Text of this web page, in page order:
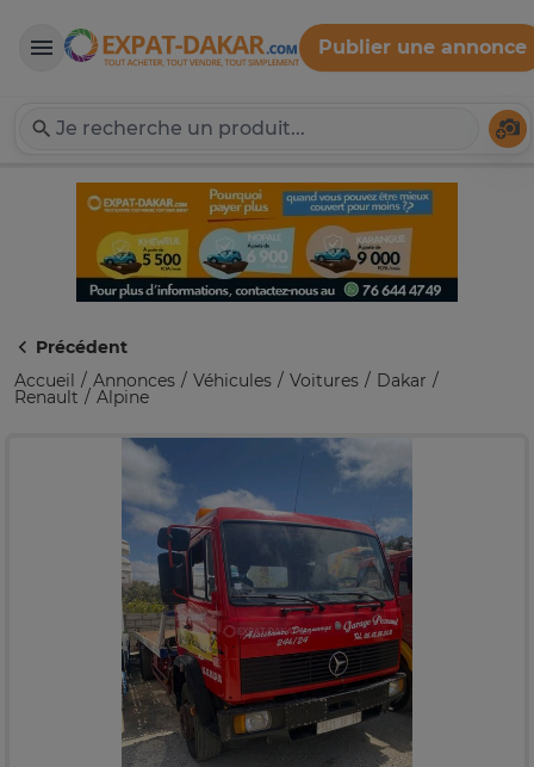
Expat-Dakar
Publier une annonce
Précédent
Accueil
Annonces Véhicules Voitures Dakar
Renault Alpine